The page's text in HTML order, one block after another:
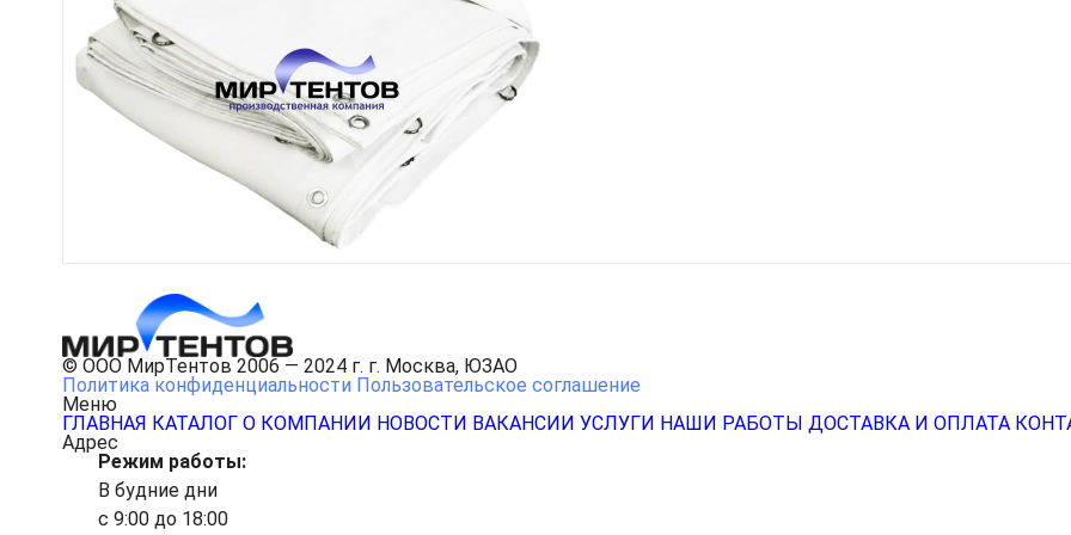
© ООО МирТентов 2006 — 2024 г. г. Москва, ЮЗАО
Политика конфиденциальности Пользовательское соглашение
Меню
ГЛАВНАЯ КАТАЛОГ О КОМПАНИИ НОВОСТИ ВАКАНСИИ УСЛУГИ НАШИ РАБОТЫ ДОСТАВКА И ОПЛАТА
Адрес
Режим работы:
В будние дни
с 9:00 до 18:00